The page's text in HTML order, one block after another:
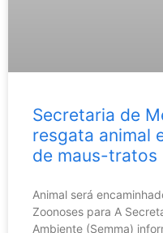
Secretaria de
resgata animal
de maus-tratos
Animal será
Zoonoses para A
Ambiente (Semma)